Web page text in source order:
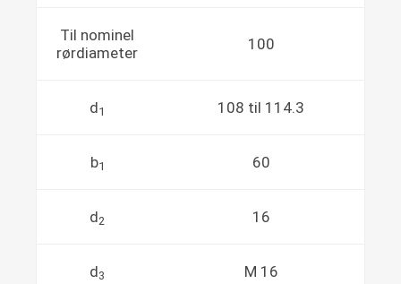
Til nominel
rørdiameter
100
d1 108 til 114.3
b1 60
d2 16
d3 M 16